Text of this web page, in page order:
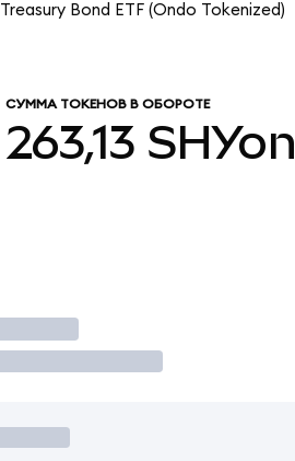
Bond ETF (Ondo Tokenized)
СУММА ТОКЕНОВ В ОБОРОТЕ
263,13 SHYon